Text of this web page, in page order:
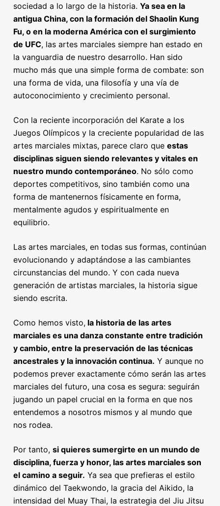
sociedad a lo largo de la historia. Ya sea en la
antigua China, con la formación del Shaolin Kung
Fu, o en la moderna América con el surgimiento
de UFC, las artes marciales siempre han estado en
la vanguardia de nuestro desarrollo. Han sido
mucho más que una simple forma de combate: son
una forma de vida, una filosofía y una vía de
autoconocimiento y crecimiento personal.
Con la reciente incorporación del Karate a los
Juegos Olímpicos y la creciente popularidad de las
artes marciales mixtas, parece claro que estas
disciplinas siguen siendo relevantes y vitales en
nuestro mundo contemporáneo. No sólo como
deportes competitivos, sino también como una
forma de mantenernos físicamente en forma,
mentalmente agudos y espiritualmente en
equilibrio.
Las artes marciales, en todas sus formas, continúan
evolucionando y adaptándose a las cambiantes
circunstancias del mundo. Y con cada nueva
generación de artistas marciales, la historia sigue
siendo escrita.
Como hemos visto,la historia de las artes
marciales es una danza constante entre tradición
y cambio, entre la preservación de las técnicas
ancestrales y la innovación continua. Y aunque no
podemos prever exactamente cómo serán las artes
marciales del futuro, una cosa es segura: seguirán
jugando un papel crucial en la forma en que nos
entendemos a nosotros mismos y al mundo que
nos rodea.
Por tanto, si quieres sumergirte en un mundo de
disciplina, fuerza y honor, las artes marciales son
el camino a seguir. Ya sea que prefieras el estilo
dinámico del Taekwondo, la gracia del Aikido, la
intensidad del Muay Thai, la estrategia del Jiu Jitsu